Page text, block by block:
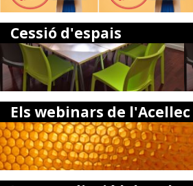
Cessió d'espais
Els webinars de l'Acellec